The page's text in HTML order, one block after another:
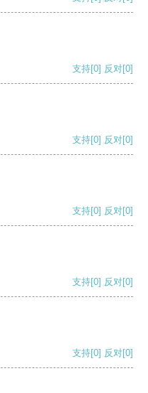
支持[0] 反对[0]
支持[0] 反对[0]
支持[0] 反对[0]
支持[0] 反对[0]
支持[0] 反对[0]